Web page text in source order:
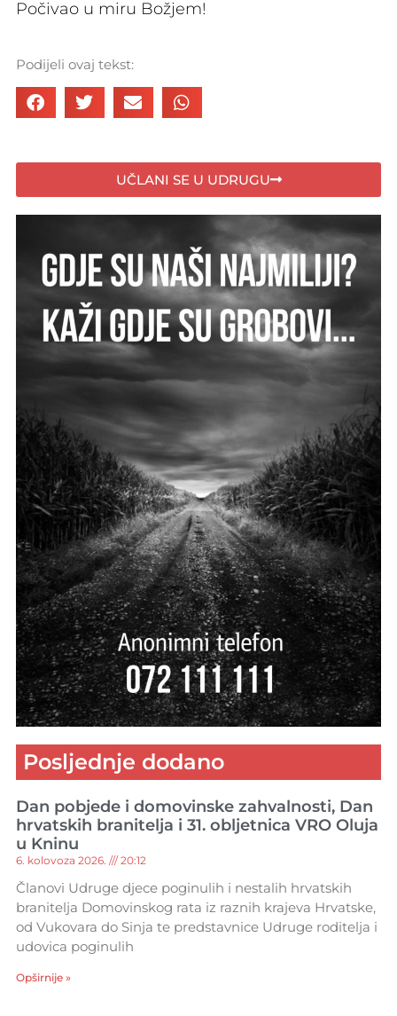
Počivao u miru Božjem!
Podijeli ovaj tekst:
UČLANI SE U UDRUGU
Posljednje dodano
Dan pobjede i domovinske zahvalnosti, Dan
hrvatskih branitelja i 31. obljetnica VRO Oluja
u Kninu
6. kolovoza 2026. 20:12
Članovi Udruge djece poginulih i nestalih hrvatskih
branitelja Domovinskog rata iz raznih krajeva Hrvatske,
od Vukovara do Sinja te predstavnice Udruge roditelja i
udovica poginulih
Opširnije »